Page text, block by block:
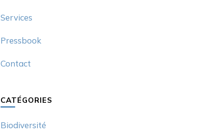
Services
Pressbook
Contact
CATÉGORIES
Biodiversité